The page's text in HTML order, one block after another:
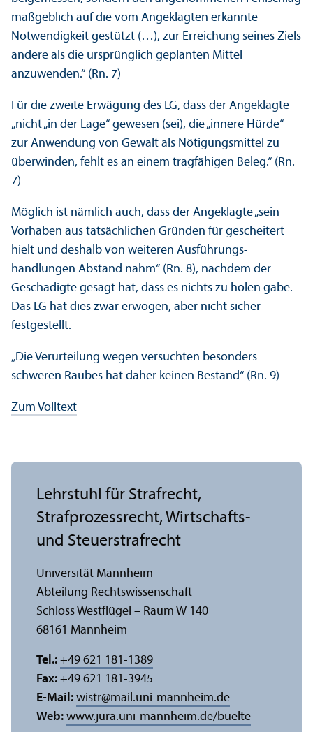
maßgeblich auf die vom Angeklagten erkannte
Notwendigkeit gestützt (…), zur Erreichung seines Ziels
andere als die ursprünglich geplanten Mittel
anzuwenden.“ (Rn. 7)
Für die zweite Erwägung des LG, dass der Angeklagte
„nicht „in der Lage“ gewesen (sei), die „innere Hürde“
zur Anwendung von Gewalt als Nötigungs­mittel zu
überwinden, fehlt es an einem trag­fähigen Beleg.“ (Rn.
7)
Möglich ist nämlich auch, dass der Angeklagte „sein
Vorhaben aus tatsächlichen Gründen für gescheitert
hielt und deshalb von weiteren Ausführungs­
handlungen Abstand nahm“ (Rn. 8), nachdem der
Geschädigte gesagt hat, dass es nichts zu holen gäbe.
Das LG hat dies zwar erwogen, aber nicht sicher
festgestellt.
„Die Verurteilung wegen versuchten besonders
schweren Raubes hat daher keinen Bestand“ (Rn. 9)
Zum Volltext
Lehr­stuhl für Strafrecht,
Strafprozess­recht, Wirtschafts-
und Steuerstrafrecht
Universität Mannheim
Abteilung Rechts­wissenschaft
Schloss Westflügel – Raum W 140
68161 Mannheim
Tel.: +49 621 181-1389
Fax: +49 621 181-3945
E-Mail: wistr@mail.uni-mannheim.de
Web: www.jura.uni-mannheim.de/buelte